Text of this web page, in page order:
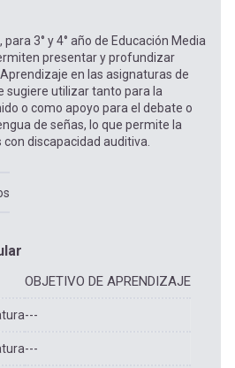
3° y 4° año de Educación Media
presentar y profundizar
en las asignaturas de
sugiere utilizar tanto para la
o como apoyo para el debate o
de señas, lo que permite la
discapacidad auditiva.
OBJETIVO DE APRENDIZAJE
---
---